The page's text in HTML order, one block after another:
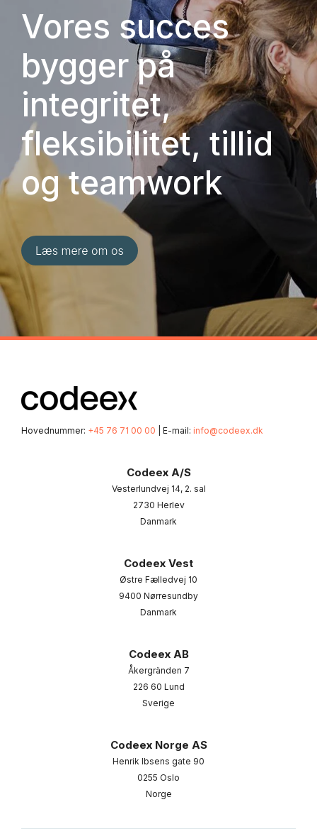
Vores succes
bygger på
integritet,
fleksibilitet, tillid
og teamwork
Hovednummer: +45 76 71 00 00 | E-mail: info@codeex.dk
Codeex A/S
Vesterlundvej 14, 2. sal
2730 Herlev
Danmark
Codeex Vest
Østre Fælledvej 10
9400 Nørresundby
Danmark
Codeex AB
Åkergränden 7
226 60 Lund
Sverige
Codeex Norge AS
Henrik Ibsens gate 90
0255 Oslo
Norge